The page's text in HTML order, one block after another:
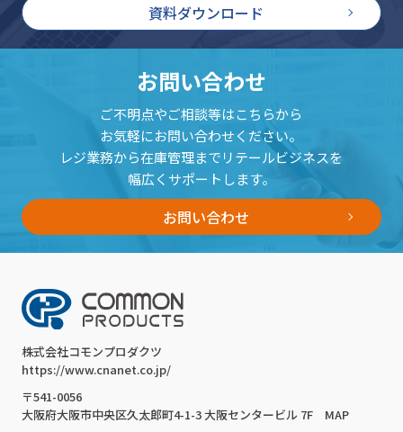
資料ダウンロード
お問い合わせ
ご不明点やご相談等はこちらから
お気軽にお問い合わせください。
レジ業務から在庫管理までリテールビジネスを
幅広くサポートします。
お問い合わせ
株式会社コモンプロダクツ
https://www.cnanet.co.jp/
〒541-0056
大阪府大阪市中央区久太郎町4-1-3 大阪センタービル 7F
MAP